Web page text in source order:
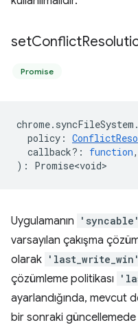
setConflict
Promise
chrome. syncFileSystem .
policy :
callback? : function,
) : Promise<void>
Uygulamanın 'syncable'
varsayılan çakışma
olarak 'last_write_win'
çözümleme politikası
ayarlandığında, mevcut
bir sonraki